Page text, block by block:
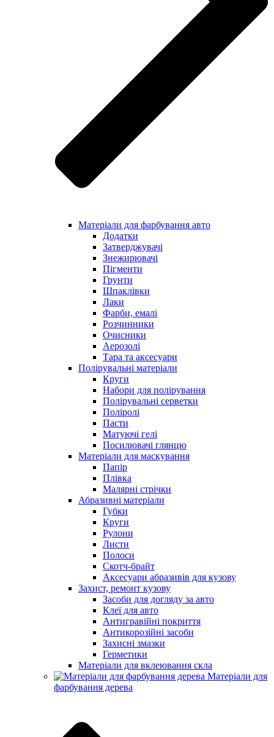
Матеріали для фарбування авто
Додатки
Затверджувачі
Знежирювачі
Пігменти
Грунти
Шпаклівки
Лаки
Фарби, емалі
Розчинники
Очисники
Аерозолі
Тара та аксесуари
Полірувальні матеріали
Круги
Набори для полірування
Полірувальні серветки
Поліролі
Пасти
Матуючі гелі
Посилювачі глянцю
Матеріали для маскування
Папір
Плівка
Малярні стрічки
Абразивні матеріали
Губки
Круги
Рулони
Листи
Полоси
Скотч-брайт
Аксесуари абразивів для кузову
Захист, ремонт кузову
Засоби для догляду за авто
Клеї для авто
Антигравійні покриття
Антикорозійні засоби
Захисні змазки
Герметики
Матеріали для вклеювання скла
Матеріали для
фарбування дерева